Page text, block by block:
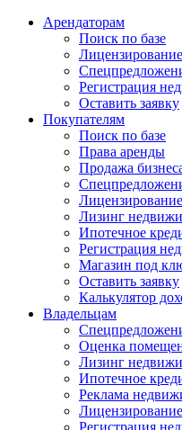
Арендаторам
Поиск по базе
Лицензирование
Регистрация
Оставить заявку
Покупателям
Поиск по базе
Права аренды
Продажа
Лицензирование
Лизинг
Ипотечное
Регистрация
Магазин под
Оставить заявку
Калькулятор
Владельцам
Оценка
Лизинг
Ипотечное
Реклама
Лицензирование
Регистрация